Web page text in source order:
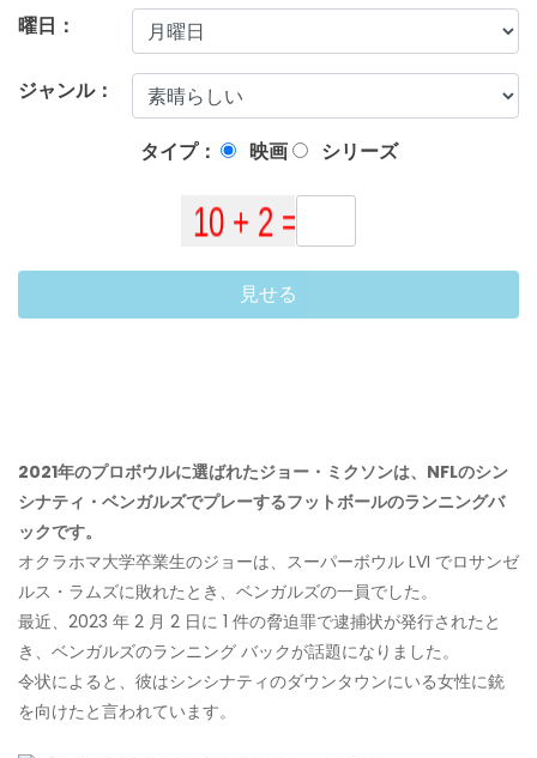
曜日：
ジャンル：
タイプ： 映画 シリーズ
見せる
2021年のプロボウルに選ばれたジョー・ミクソンは、NFLのシン
シナティ・ベンガルズでプレーするフットボールのランニングバ
ックです。
オクラホマ大学卒業生のジョーは、スーパーボウル LVI でロサンゼ
ルス・ラムズに敗れたとき、ベンガルズの一員でした。
最近、2023 年 2 月 2 日に 1 件の脅迫罪で逮捕状が発行されたと
き、ベンガルズのランニング バックが話題になりました。
令状によると、彼はシンシナティのダウンタウンにいる女性に銃
を向けたと言われています。